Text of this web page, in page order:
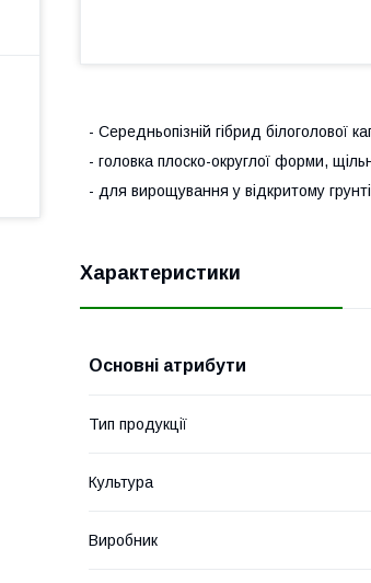
- Середньопізній гібрид білоголової
- головка плоско-округлої форми,
- для вирощування у відкритому
Характеристики
Основні атрибути
Тип продукції
Культура
Виробник